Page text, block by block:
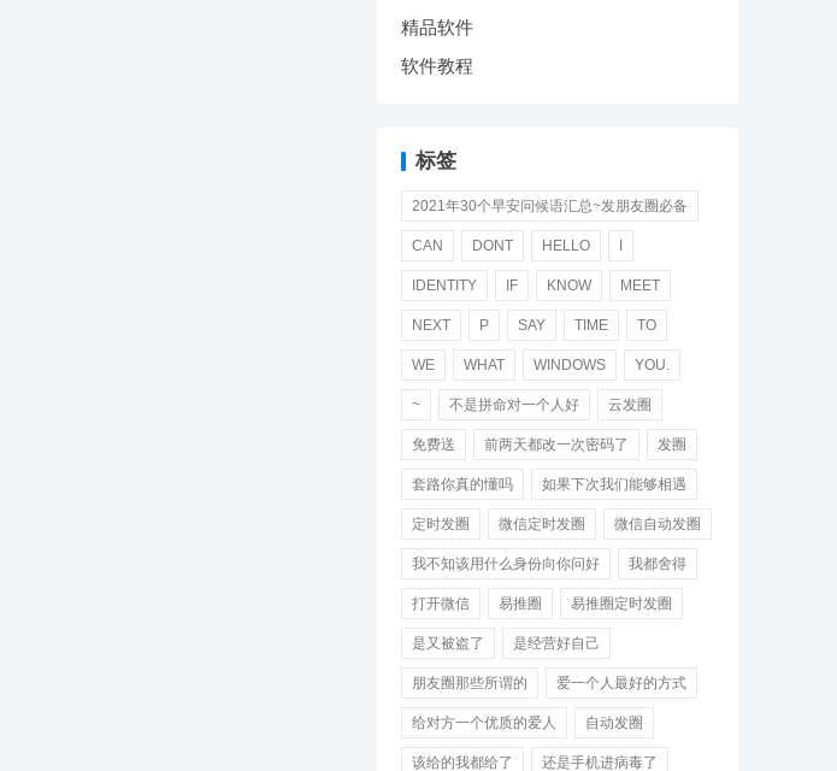
精品软件
软件教程
标签
2021年30个早安问候语汇总~发朋友圈必备
CAN DONT HELLO
IDENTITY IF KNOW MEET
NEXT P SAY TIME TO
WE WHAT WINDOWS YOU.
~ 不是拼命对一个人好 云发圈
免费送 前两天都改一次密码了 发圈
套路你真的懂吗 如果下次我们能够相遇
定时发圈 微信定时发圈 微信自动发圈
我不知该用什么身份向你问好 我都舍得
打开微信 易推圈 易推圈定时发圈
是又被盗了 是经营好自己
朋友圈那些所谓的 爱一个人最好的方式
给对方一个优质的爱人 自动发圈
该给的我都给了 还是手机进病毒了